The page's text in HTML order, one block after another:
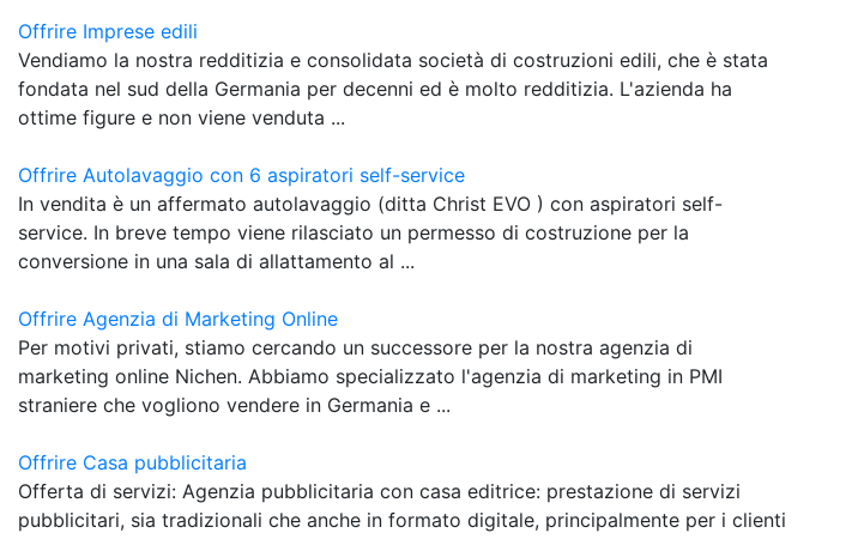
Offrire Imprese edili
Vendiamo la nostra redditizia e consolidata società di costruzioni edili, che è stata
fondata nel sud della Germania per decenni ed è molto redditizia. L'azienda ha
ottime figure e non viene venduta ...
Offrire Autolavaggio con 6 aspiratori self-service
In vendita è un affermato autolavaggio (ditta Christ EVO ) con aspiratori self-
service. In breve tempo viene rilasciato un permesso di costruzione per la
conversione in una sala di allattamento al ...
Offrire Agenzia di Marketing Online
Per motivi privati, stiamo cercando un successore per la nostra agenzia di
marketing online Nichen. Abbiamo specializzato l'agenzia di marketing in PMI
straniere che vogliono vendere in Germania e ...
Offrire Casa pubblicitaria
Offerta di servizi: Agenzia pubblicitaria con casa editrice: prestazione di servizi
pubblicitari, sia tradizionali che anche in formato digitale, principalmente per i clienti